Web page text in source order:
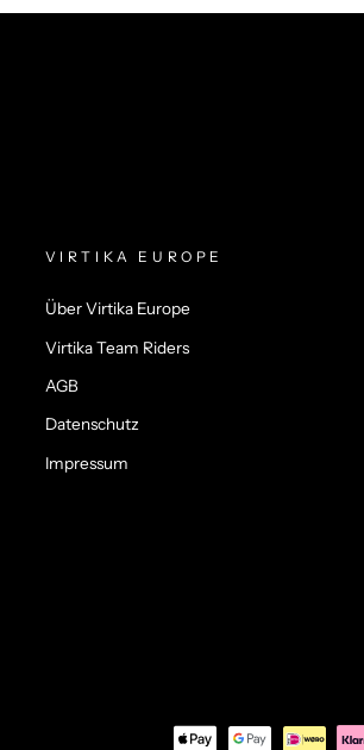
VIRTIKA EUROPE
Über Virtika Europe
Virtika Team Riders
AGB
Datenschutz­
Impressum